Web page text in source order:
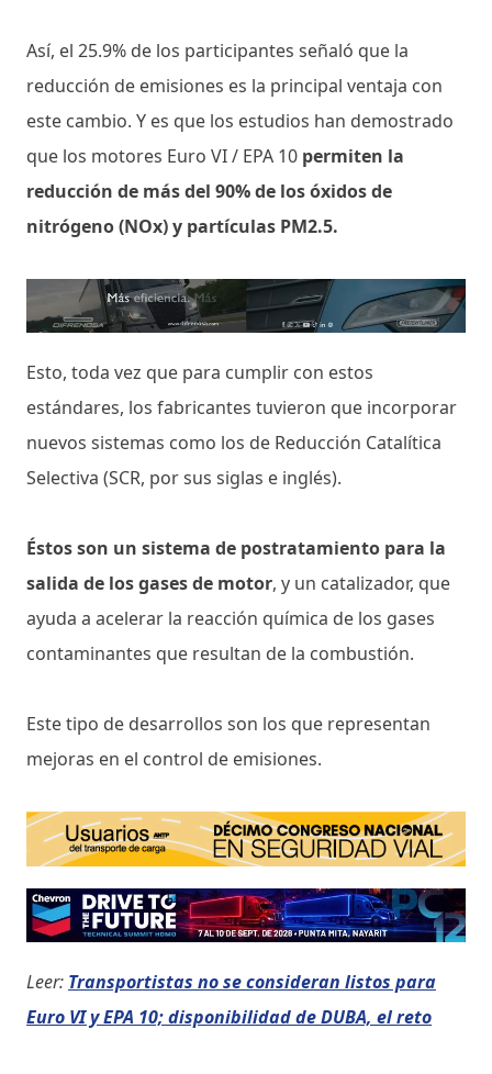
Así, el 25.9% de los participantes señaló que la
reducción de emisiones es la principal ventaja con
este cambio. Y es que los estudios han demostrado
que los motores Euro VI / EPA 10 permiten la
reducción de más del 90% de los óxidos de
nitrógeno (NOx) y partículas PM2.5.
Esto, toda vez que para cumplir con estos
estándares, los fabricantes tuvieron que incorporar
nuevos sistemas como los de Reducción Catalítica
Selectiva (SCR, por sus siglas e inglés).
Éstos son un sistema de postratamiento para la
salida de los gases de motor, y un catalizador, que
ayuda a acelerar la reacción química de los gases
contaminantes que resultan de la combustión.
Este tipo de desarrollos son los que representan
mejoras en el control de emisiones.
Leer: Transportistas no se consideran listos para
Euro VI y EPA 10; disponibilidad de DUBA, el reto